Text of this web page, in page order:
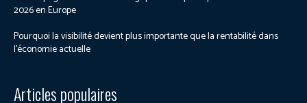
2026 en Europe
Pourquoi la visibilité devient plus importante que la rentabilité dans
l’économie actuelle
Articles populaires